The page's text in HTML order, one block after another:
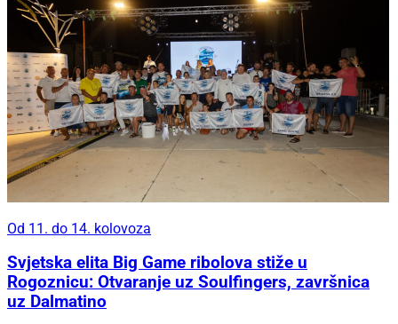
Od 11. do 14. kolovoza
Svjetska elita Big Game ribolova stiže u
Rogoznicu: Otvaranje uz Soulfingers, završnica
uz Dalmatino